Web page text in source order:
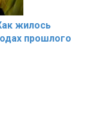
жилось
прошлого